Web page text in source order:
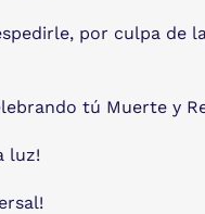
por culpa de
tú Muerte y
luz!